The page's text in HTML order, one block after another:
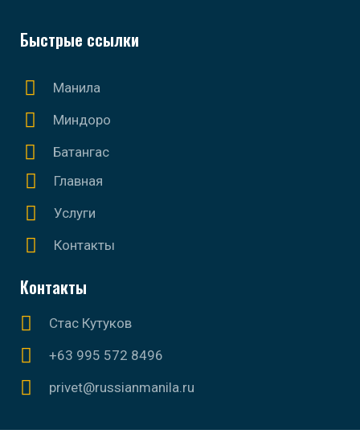
Быстрые ссылки
Манила
Миндоро
Батангас
Главная
Услуги
Контакты
Контакты
Стас Кутуков
+63 995 572 8496
privet@russianmanila.ru